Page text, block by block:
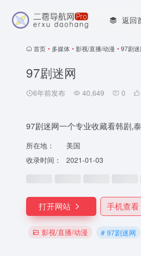
返回
首页 • 多媒体 • 影视/直播/动漫 • 97剧迷
97剧迷网
6年前发布 40,649 0
97剧迷网一个专业收藏看韩剧,
所在地：
美国
收录时间：
2021-01-03
打开网站 手机查看
影视/直播/动漫 # 97剧迷网